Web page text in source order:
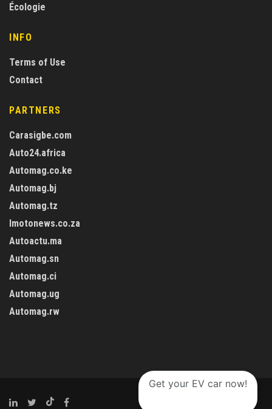
Écologie
INFO
Terms of Use
Contact
PARTNERS
Carasigbe.com
Auto24.africa
Automag.co.ke
Automag.bj
Automag.tz
Imotonews.co.za
Autoactu.ma
Automag.sn
Automag.ci
Automag.ug
Automag.rw
Get your EV car now!